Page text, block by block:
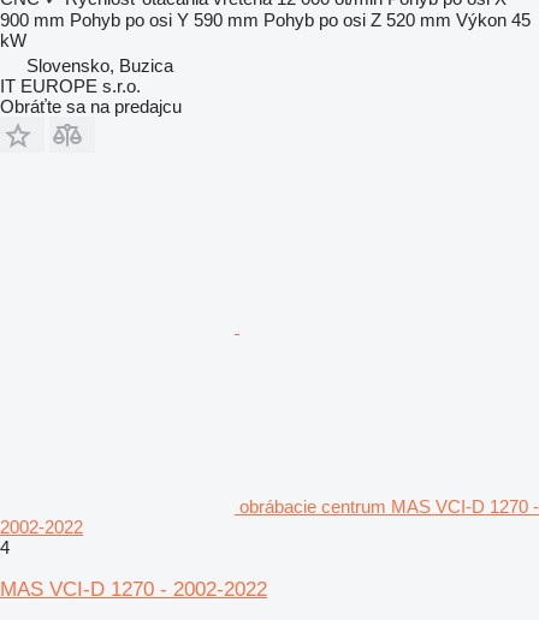
900 mm Pohyb po osi Y 590 mm Pohyb po osi Z 520 mm Výkon 45
kW
Slovensko, Buzica
IT EUROPE s.r.o.
Obráťte sa na predajcu
obrábacie centrum MAS VCI-D 1270 -
2002-2022
4
MAS VCI-D 1270 - 2002-2022